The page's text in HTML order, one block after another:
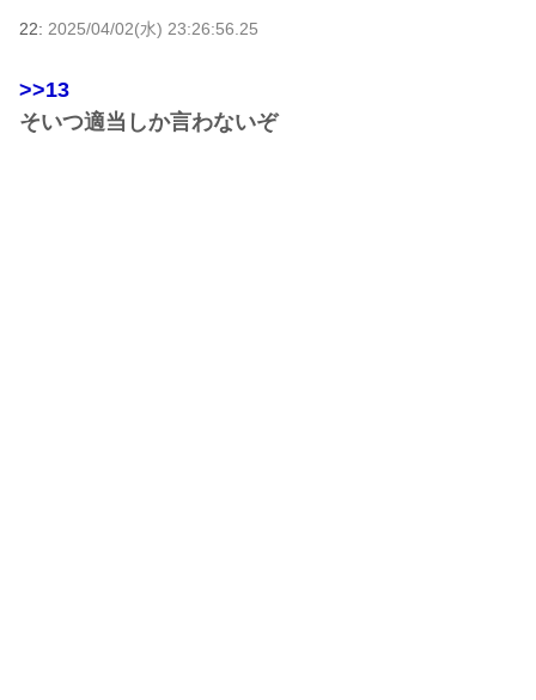
22: 2025/04/02(水) 23:26:56.25
>>13
そいつ適当しか言わないぞ